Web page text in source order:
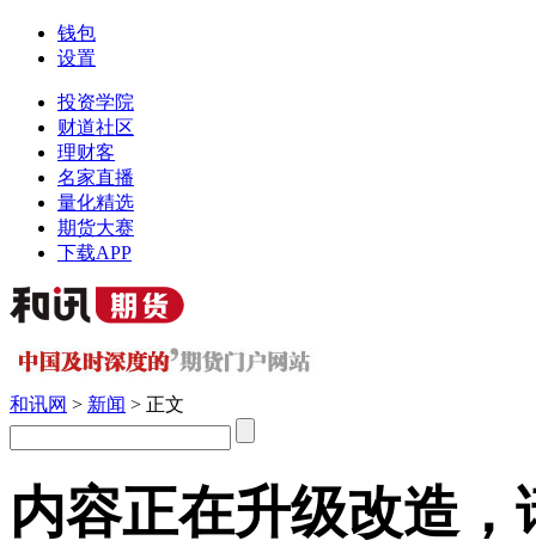
钱包
设置
投资学院
财道社区
理财客
名家直播
量化精选
期货大赛
下载APP
和讯网 > 新闻 > 正文
内容正在升级改造